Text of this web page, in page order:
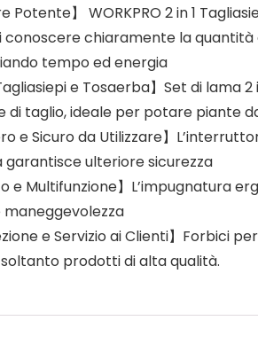
Potente】 WORKPRO 2 in 1
conoscere chiaramente la
tempo ed energia
Tagliasiepi e Tosaerba】Set di
di taglio, ideale per potare piante
e Sicuro da Utilizzare】
ulteriore sicurezza
e Multifunzione】L’impugnatura
maneggevolezza
e Servizio ai Clienti】Forbici
prodotti di alta qualità.